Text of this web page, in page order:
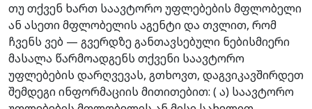
თუ თქვენ ხართ საავტორო უფლებების მფლობელი
ან ასეთი მფლობელის აგენტი და თვლით, რომ
ჩვენს ვებ — გვერდზე განთავსებული ნებისმიერი
მასალა წარმოადგენს თქვენი საავტორო
უფლებების დარღვევას, გთხოვთ, დაგვიკავშირდეთ
შემდეგი ინფორმაციის მითითებით: ( ა) საავტორო